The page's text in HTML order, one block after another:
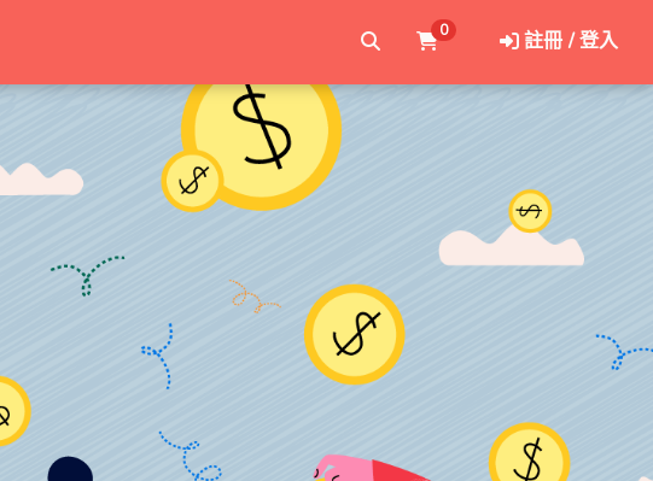
0 註冊 / 登入